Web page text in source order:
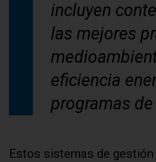
incluyen
las mejores
eficiencia
programas
Estos sistemas de